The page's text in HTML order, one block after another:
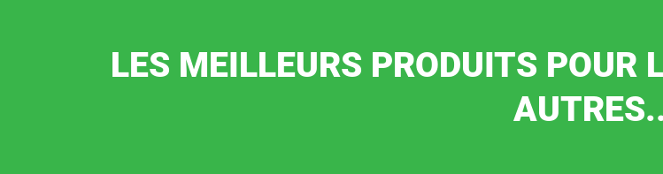
LES MEILLEURS PRODUITS POUR